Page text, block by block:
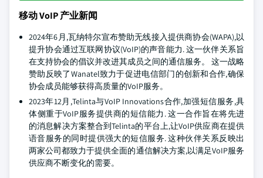
移动 VoIP 产业新闻
2024年6月,瓦纳特尔宣布赞助无线接入提供商协会(WAPA),以
提升协会通过互联网协议(VoIP)的声音能力. 这一伙伴关系旨
在支持协会的倡议并改进其成员之间的通信服务。 这一战略
赞助反映了Wanatel致力于促进电信部门的创新和合作,确保
协会成员能够获得高质量的VoIP服务。
2023年12月,Telinta与VoIP Innovations合作,加强短信服务,具
体侧重于VoIP服务提供商的短信能力. 这一合作旨在将先进
的消息解决方案整合到Telinta的平台上,让VoIP供应商在提供
语音服务的同时提供强大的短信服务. 这种伙伴关系反映出
两家公司都致力于提供全面的通信解决方案,以满足VoIP服务
供应商不断变化的需要。